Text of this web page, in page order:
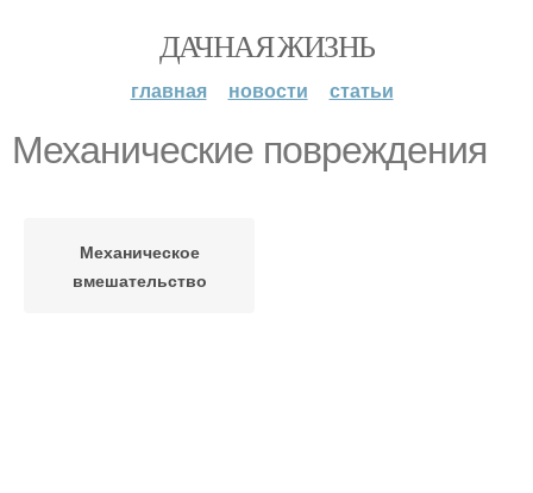
ДАЧНАЯ ЖИЗНЬ
главная новости статьи
Механические повреждения
Механическое
вмешательство